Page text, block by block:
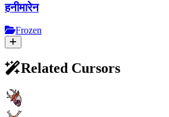
हनीमारेन
Frozen
Related Cursors